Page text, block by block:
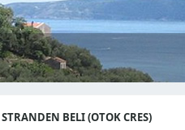
STRANDEN BELI (OTOK CRES)